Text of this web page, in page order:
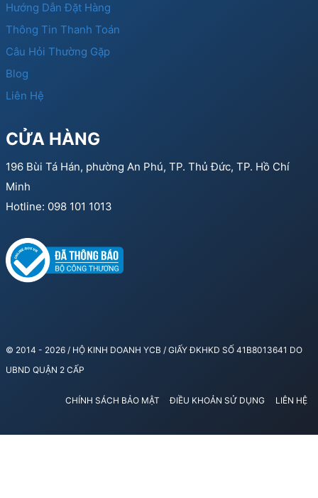
Hướng Dẫn Đặt Hàng
Thông Tin Thanh Toán
Câu Hỏi Thường Gặp
Blog
Liên Hệ
CỬA HÀNG
196 Bùi Tá Hán, phường An Phú, TP. Thủ Đức, TP. Hồ Chí
Minh
Hotline: 098 101 1013
© 2014 - 2026 / HỘ KINH DOANH YCB / GIẤY ĐKHKD SỐ 41B8013641 DO
UBND QUẬN 2 CẤP
CHÍNH SÁCH BẢO MẬT ĐIỀU KHOẢN SỬ DỤNG LIÊN HỆ